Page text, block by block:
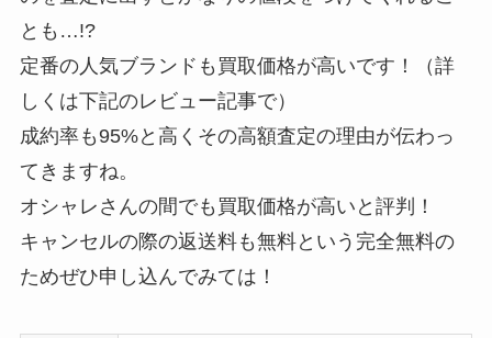
とも…!?
定番の人気ブランドも買取価格が高いです！（詳
しくは下記のレビュー記事で）
成約率も95%と高くその高額査定の理由が伝わっ
てきますね。
オシャレさんの間でも買取価格が高いと評判！
キャンセルの際の返送料も無料という完全無料の
ためぜひ申し込んでみては！